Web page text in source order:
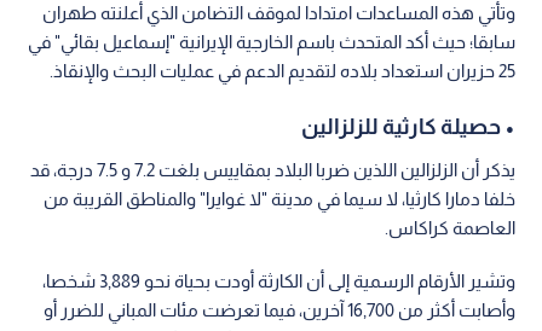
وتأتي هذه المساعدات امتدادا لموقف التضامن الذي أعلنته طهران
سابقا؛ حيث أكد المتحدث باسم الخارجية الإيرانية "إسماعيل بقائي" في
25 حزيران استعداد بلاده لتقديم الدعم في عمليات البحث والإنقاذ.
• حصيلة كارثية للزلزالين
يذكر أن الزلزالين اللذين ضربا البلاد بمقاييس بلغت 7.2 و 7.5 درجة، قد
خلفا دمارا كارثيا، لا سيما في مدينة "لا غوايرا" والمناطق القريبة من
العاصمة كراكاس.
وتشير الأرقام الرسمية إلى أن الكارثة أودت بحياة نحو 3,889 شخصا،
وأصابت أكثر من 16,700 آخرين، فيما تعرضت مئات المباني للضرر أو